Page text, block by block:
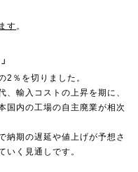
す。
2％を切りました。
、輸入コストの上昇を期に、
国内の工場の自主廃業が相次
納期の遅延や値上げが予想さ
いく見通しです。